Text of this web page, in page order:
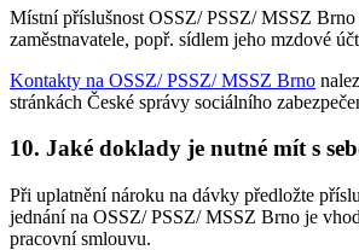
Místní příslušnost OSSZ/ PSSZ/ MSSZ Brno
zaměstnavatele, popř. sídlem jeho mzdové
Kontakty na OSSZ/ PSSZ/ MSSZ Brno
stránkách České správy sociálního
10. Jaké doklady je nutné mít s
Při uplatnění nároku na dávky předložte
jednání na OSSZ/ PSSZ/ MSSZ Brno je
pracovní smlouvu.